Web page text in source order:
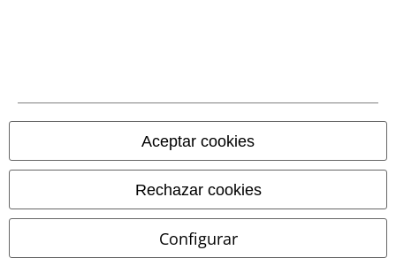
Aceptar cookies
Rechazar cookies
Configurar
© 1986-2026 E.M.P. Merchandising HGmbH
Tiendas EMP online